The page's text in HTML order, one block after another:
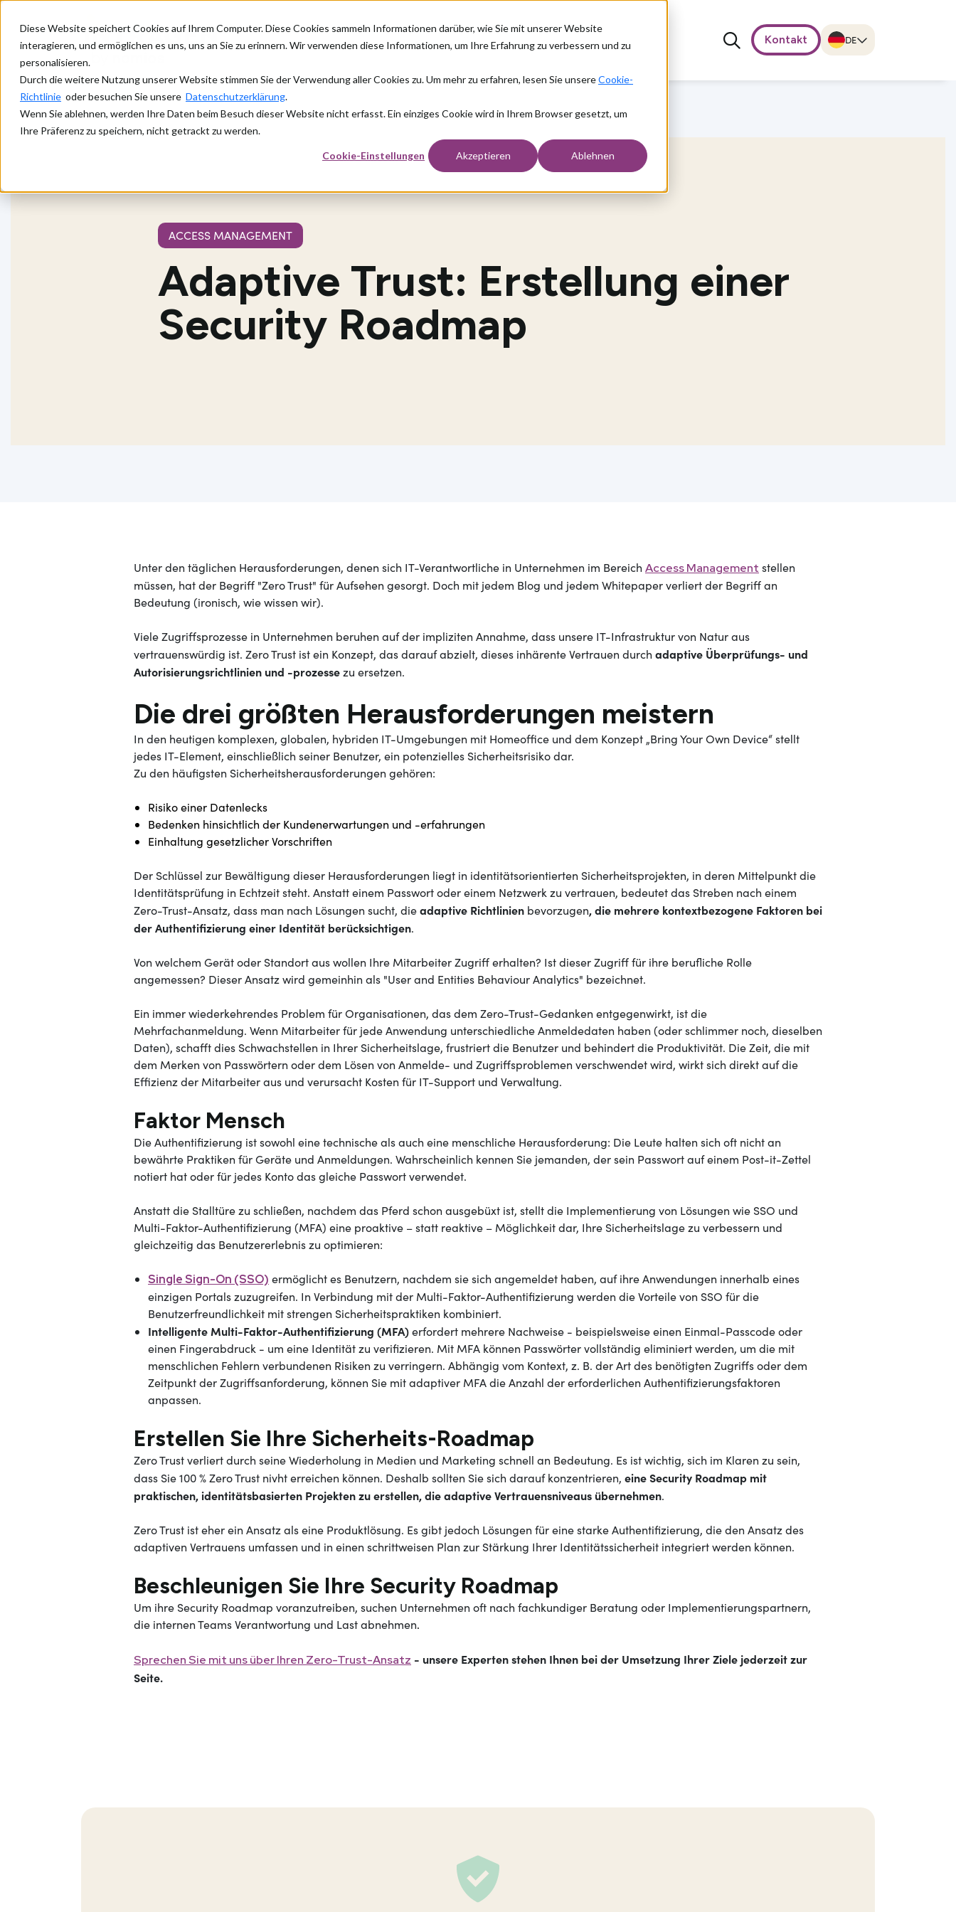
Diese Website speichert Cookies auf Ihrem Computer. Diese Cookies sammeln Informationen darüber, wie Sie mit unserer Website
interagieren, und ermöglichen es uns, uns an Sie zu erinnern. Wir verwenden diese Informationen, um Ihre Erfahrung zu verbessern und zu
personalisieren.
Durch die weitere Nutzung unserer Website stimmen Sie der Verwendung aller Cookies zu. Um mehr zu erfahren, lesen Sie unsereCookie-
Richtlinie oder besuchen Sie unsere Datenschutzerklärung.
Wenn Sie ablehnen, werden Ihre Daten beim Besuch dieser Website nicht erfasst. Ein einziges Cookie wird in Ihrem Browser gesetzt, um
Ihre Präferenz zu speichern, nicht getrackt zu werden.
Cookie-Einstellungen Akzeptieren Ablehnen
Was wir tun Wie wir helfen Über uns Ressourcen Kontakt
ACCESS MANAGEMENT
Adaptive Trust: Erstellung einer
Security Roadmap
Unter den täglichen Herausforderungen, denen sich IT-Verantwortliche in Unternehmen im Bereich Access Management stellen
müssen, hat der Begriff "Zero Trust" für Aufsehen gesorgt. Doch mit jedem Blog und jedem Whitepaper verliert der Begriff an
Bedeutung (ironisch, wie wissen wir).
Viele Zugriffsprozesse in Unternehmen beruhen auf der impliziten Annahme, dass unsere IT-Infrastruktur von Natur aus
vertrauenswürdig ist. Zero Trust ist ein Konzept, das darauf abzielt, dieses inhärente Vertrauen durch adaptive Überprüfungs- und
Autorisierungsrichtlinien und -prozessezu ersetzen.
Die drei größten Herausforderungen meistern
In den heutigen komplexen, globalen, hybriden IT-Umgebungen mit Homeoffice und dem Konzept „Bring Your Own Device“ stellt
jedes IT-Element, einschließlich seiner Benutzer, ein potenzielles Sicherheitsrisiko dar.
Zu den häufigsten Sicherheitsherausforderungen gehören:
Risiko einer Datenlecks
Bedenken hinsichtlich der Kundenerwartungen und -erfahrungen
Einhaltung gesetzlicher Vorschriften
Der Schlüssel zur Bewältigung dieser Herausforderungen liegt in identitätsorientierten Sicherheitsprojekten, in deren Mittelpunkt die
Identitätsprüfung in Echtzeit steht. Anstatt einem Passwort oder einem Netzwerk zu vertrauen, bedeutet das Streben nach einem
Zero-Trust-Ansatz, dass man nach Lösungen sucht, dieadaptive Richtlinien bevorzugen, die mehrere kontextbezogene Faktoren bei
der Authentifizierung einer Identität berücksichtigen.
Von welchem Gerät oder Standort aus wollen Ihre Mitarbeiter Zugriff erhalten? Ist dieser Zugriff für ihre berufliche Rolle
angemessen? Dieser Ansatz wird gemeinhin als "User and Entities Behaviour Analytics" bezeichnet.
Ein immer wiederkehrendes Problem für Organisationen, das dem Zero-Trust-Gedanken entgegenwirkt, ist die
Mehrfachanmeldung. Wenn Mitarbeiter für jede Anwendung unterschiedliche Anmeldedaten haben (oder schlimmer noch, dieselben
Daten), schafft dies Schwachstellen in Ihrer Sicherheitslage, frustriert die Benutzer und behindert die Produktivität. Die Zeit, die mit
dem Merken von Passwörtern oder dem Lösen von Anmelde- und Zugriffsproblemen verschwendet wird, wirkt sich direkt auf die
Effizienz der Mitarbeiter aus und verursacht Kosten für IT-Support und Verwaltung.
Faktor Mensch
Die Authentifizierung ist sowohl eine technische als auch eine menschliche Herausforderung: Die Leute halten sich oft nicht an
bewährte Praktiken für Geräte und Anmeldungen. Wahrscheinlich kennen Sie jemanden, der sein Passwort auf einem Post-it-Zettel
notiert hat oder für jedes Konto das gleiche Passwort verwendet.
Anstatt die Stalltüre zu schließen, nachdem das Pferd schon ausgebüxt ist, stellt die Implementierung von Lösungen wie SSO und
Multi-Faktor-Authentifizierung (MFA) eine proaktive – statt reaktive – Möglichkeit dar, Ihre Sicherheitslage zu verbessern und
gleichzeitig das Benutzererlebnis zu optimieren:
Single Sign-On (SSO) ermöglicht es Benutzern, nachdem sie sich angemeldet haben, auf ihre Anwendungen innerhalb eines
einzigen Portals zuzugreifen. In Verbindung mit der Multi-Faktor-Authentifizierung werden die Vorteile von SSO für die
Benutzerfreundlichkeit mit strengen Sicherheitspraktiken kombiniert.
Intelligente Multi-Faktor-Authentifizierung (MFA)erfordert mehrere Nachweise - beispielsweise einen Einmal-Passcode oder
einen Fingerabdruck - um eine Identität zu verifizieren. Mit MFA können Passwörter vollständig eliminiert werden, um die mit
menschlichen Fehlern verbundenen Risiken zu verringern. Abhängig vom Kontext, z. B. der Art des benötigten Zugriffs oder dem
Zeitpunkt der Zugriffsanforderung, können Sie mit adaptiver MFA die Anzahl der erforderlichen Authentifizierungsfaktoren
anpassen.
Erstellen Sie Ihre Sicherheits-Roadmap
Zero Trust verliert durch seine Wiederholung in Medien und Marketing schnell an Bedeutung. Es ist wichtig, sich im Klaren zu sein,
dass Sie 100 % Zero Trust nivht erreichen können. Deshalb sollten Sie sich darauf konzentrieren, eine Security Roadmap mit
praktischen, identitätsbasierten Projekten zu erstellen, die adaptive Vertrauensniveaus übernehmen.
Zero Trust ist eher ein Ansatz als eine Produktlösung. Es gibt jedoch Lösungen für eine starke Authentifizierung, die den Ansatz des
adaptiven Vertrauens umfassen und in einen schrittweisen Plan zur Stärkung Ihrer Identitätssicherheit integriert werden können.
Beschleunigen Sie Ihre Security Roadmap
Um ihre Security Roadmap voranzutreiben, suchen Unternehmen oft nach fachkundiger Beratung oder Implementierungspartnern,
die internen Teams Verantwortung und Last abnehmen.
Sprechen Sie mit uns über Ihren Zero-Trust-Ansatz - unsere Experten stehen Ihnen bei der Umsetzung Ihrer Ziele jederzeit zur
Seite.